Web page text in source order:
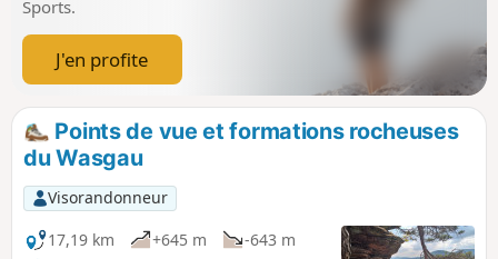
Sports.
J'en profite
Points de vue et formations rocheuses
du Wasgau
Visorandonneur
17,19 km
+645 m
-643 m